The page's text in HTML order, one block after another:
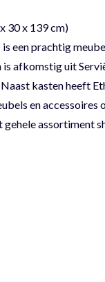
30 x 139 cm)
een prachtig
afkomstig uit
kasten heeft
en accessoires
assortiment